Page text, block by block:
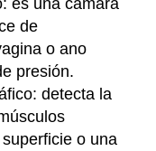
de
o ano
presión.
: detecta la
o una